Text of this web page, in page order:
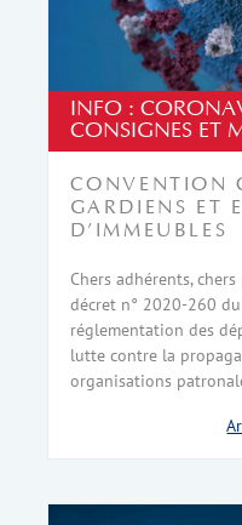
INFO :
CONSIGNES ET
CONVENTION
GARDIENS ET
D’IMMEUBLES
Chers adhérents,
décret n° 2020-260
réglementation des
lutte contre la
organisations